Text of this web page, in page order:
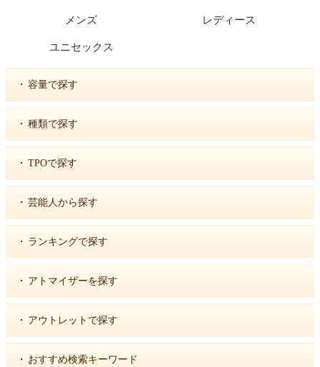
メンズ レディース
ユニセックス
・ 容量で探す
・ 種類で探す
・ TPOで探す
・ 芸能人から探す
・ ランキングで探す
・ アトマイザーを探す
・ アウトレットで探す
・ おすすめ検索キーワード